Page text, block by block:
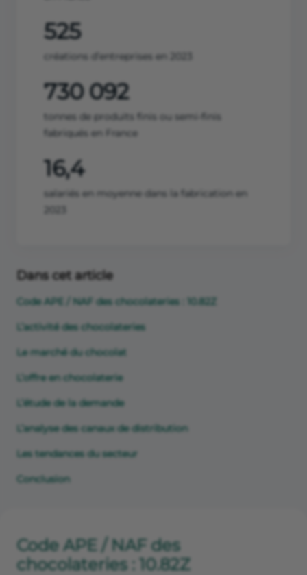
525
créations d’entreprises en 2023
730 092
tonnes de produits finis ou semi-finis
fabriqués en France
16,4
salariés en moyenne dans la fabrication en
Dans cet article
Code APE / NAF des chocolateries : 10.82Z
L’activité des chocolateries
Le marché du chocolat
L’offre en chocolaterie
L’étude de la demande
L’analyse des canaux de distribution
Les tendances du secteur
Conclusion
Code APE / NAF des
chocolateries : 10.82Z